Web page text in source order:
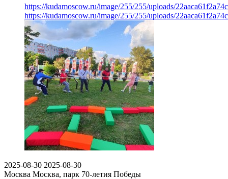
https://kudamoscow.ru/image/255/255/uploads/
https://kudamoscow.ru/image/255/255/uploads/
2025-08-30 2025-08-30
Москва Москва, парк 70-летия Победы